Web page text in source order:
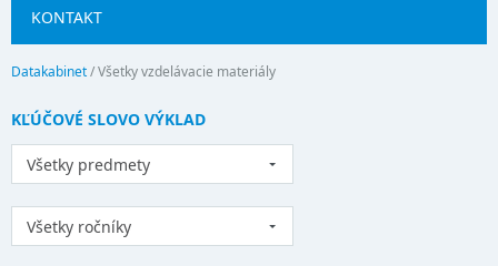
KONTAKT
Datakabinet/Všetky vzdelávacie materiály
KĽÚČOVÉ SLOVO VÝKLAD
Všetky predmety
Všetky ročníky